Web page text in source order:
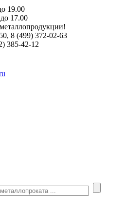
19.00
17.00
8 (499) 372-02-63
385-42-12